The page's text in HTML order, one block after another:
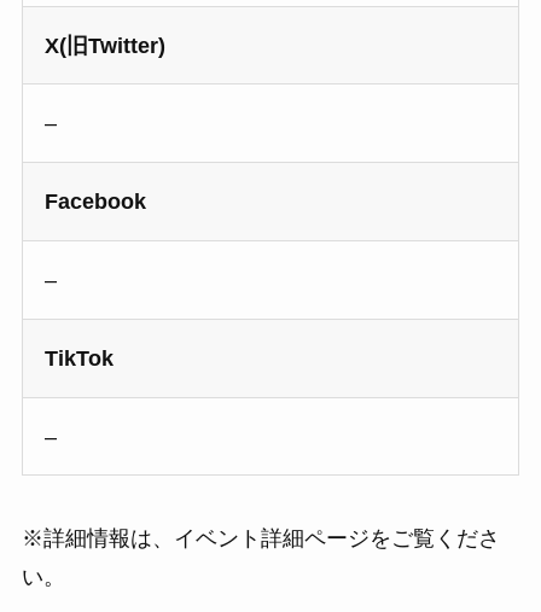
X(旧Twitter)
–
Facebook
–
TikTok
–
※詳細情報は、イベント詳細ページをご覧くださ
い。